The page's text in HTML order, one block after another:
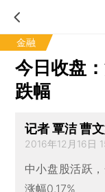
金融
今日收盘
跌幅
记者 覃洁 曹
2016年12月16日
中小盘股活跃
涨幅0.17%